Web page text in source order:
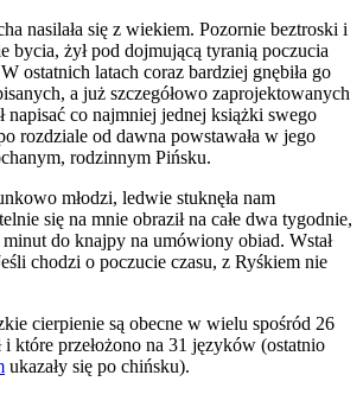
nasilała się z wiekiem. Pozornie beztroski i
bycia, żył pod dojmującą tyranią poczucia
ostatnich latach coraz bardziej gnębiła go
a już szczegółowo zaprojektowanych
napisać co najmniej jednej książki swego
rozdziale od dawna powstawała w jego
rodzinnym Pińsku.
młodzi, ledwie stuknęła nam
się na mnie obraził na całe dwa tygodnie,
minut do knajpy na umówiony obiad. Wstał
chodzi o poczucie czasu, z Ryśkiem nie
cierpienie są obecne w wielu spośród 26
i które przełożono na 31 języków (ostatnio
ukazały się po chińsku).